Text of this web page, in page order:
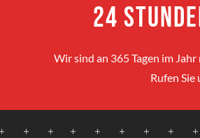
24
Wir sind an 365 Tagen im
Rufen Sie